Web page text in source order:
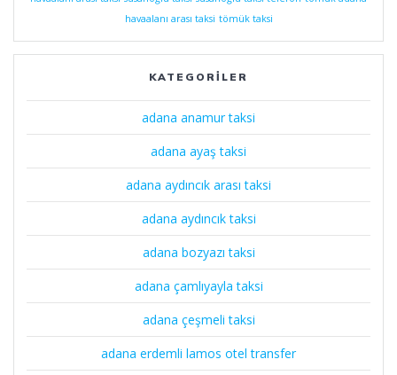
havaalanı arası taksi tömük taksi
KATEGORILER
adana anamur taksi
adana ayaş taksi
adana aydıncık arası taksi
adana aydıncık taksi
adana bozyazı taksi
adana çamlıyayla taksi
adana çeşmeli taksi
adana erdemli lamos otel transfer